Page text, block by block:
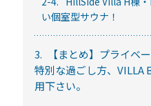
い個室型サウナ！
3.
【まとめ】プライベ
特別な過ごし方、VILLA
用下さい。
きたいこと
続きを読む
【まとめ】